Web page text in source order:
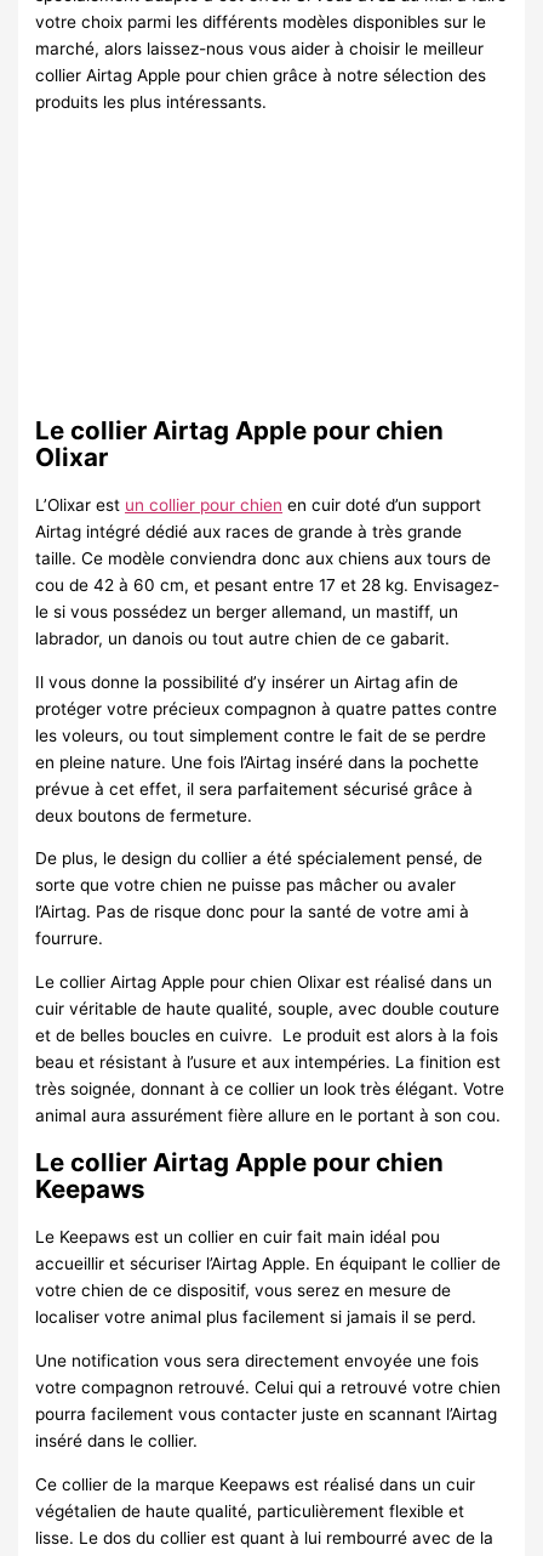
votre choix parmi les différents modèles disponibles sur le
marché, alors laissez-nous vous aider à choisir le meilleur
collier Airtag Apple pour chien grâce à notre sélection des
produits les plus intéressants.
Le collier Airtag Apple pour chien
Olixar
L’Olixar est un collier pour chien en cuir doté d’un support
Airtag intégré dédié aux races de grande à très grande
taille. Ce modèle conviendra donc aux chiens aux tours de
cou de 42 à 60 cm, et pesant entre 17 et 28 kg. Envisagez-
le si vous possédez un berger allemand, un mastiff, un
labrador, un danois ou tout autre chien de ce gabarit.
Il vous donne la possibilité d’y insérer un Airtag afin de
protéger votre précieux compagnon à quatre pattes contre
les voleurs, ou tout simplement contre le fait de se perdre
en pleine nature. Une fois l’Airtag inséré dans la pochette
prévue à cet effet, il sera parfaitement sécurisé grâce à
deux boutons de fermeture.
De plus, le design du collier a été spécialement pensé, de
sorte que votre chien ne puisse pas mâcher ou avaler
l’Airtag. Pas de risque donc pour la santé de votre ami à
fourrure.
Le collier Airtag Apple pour chien Olixar est réalisé dans un
cuir véritable de haute qualité, souple, avec double couture
et de belles boucles en cuivre. Le produit est alors à la fois
beau et résistant à l’usure et aux intempéries. La finition est
très soignée, donnant à ce collier un look très élégant. Votre
animal aura assurément fière allure en le portant à son cou.
Le collier Airtag Apple pour chien
Keepaws
Le Keepaws est un collier en cuir fait main idéal pou
accueillir et sécuriser l’Airtag Apple. En équipant le collier de
votre chien de ce dispositif, vous serez en mesure de
localiser votre animal plus facilement si jamais il se perd.
Une notification vous sera directement envoyée une fois
votre compagnon retrouvé. Celui qui a retrouvé votre chien
pourra facilement vous contacter juste en scannant l’Airtag
inséré dans le collier.
Ce collier de la marque Keepaws est réalisé dans un cuir
végétalien de haute qualité, particulièrement flexible et
lisse. Le dos du collier est quant à lui rembourré avec de la